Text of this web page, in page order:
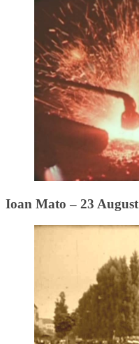
Ioan Mato – 23 August